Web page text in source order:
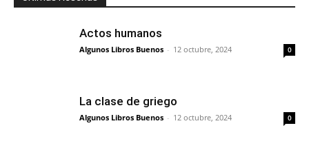
Actos humanos
Algunos Libros Buenos - 12 octubre, 2024 0
La clase de griego
Algunos Libros Buenos - 12 octubre, 2024 0